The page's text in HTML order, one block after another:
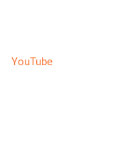
YouTube